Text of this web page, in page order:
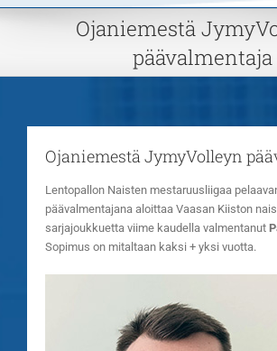
Ojaniemestä
päävalmentaja
Ojaniemestä JymyVolleyn
Lentopallon Naisten mestaruusliigaa
päävalmentajana aloittaa Vaasan Kiiston
sarjajoukkuetta viime kaudella valmentanut
Sopimus on mitaltaan kaksi + yksi vuotta.